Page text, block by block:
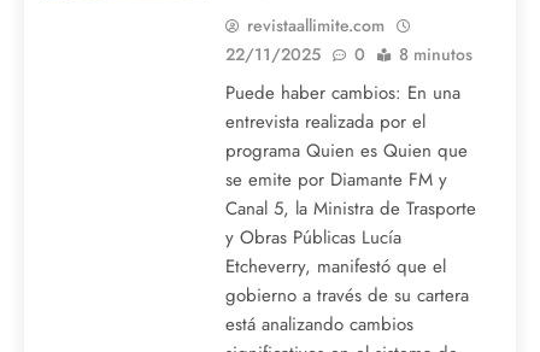
revistaallimite.com
22/11/2025
0 8 minutos
Puede haber cambios: En una
entrevista realizada por el
programa Quien es Quien que
se emite por Diamante FM y
Canal 5, la Ministra de Trasporte
y Obras Públicas Lucía
Etcheverry, manifestó que el
gobierno a través de su cartera
está analizando cambios